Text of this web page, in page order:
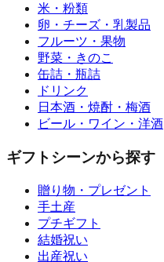
米・粉類
卵・チーズ・乳製品
フルーツ・果物
野菜・きのこ
缶詰・瓶詰
ドリンク
日本酒・焼酎・梅酒
ビール・ワイン・洋酒
ギフトシーンから探す
贈り物・プレゼント
手土産
プチギフト
結婚祝い
出産祝い